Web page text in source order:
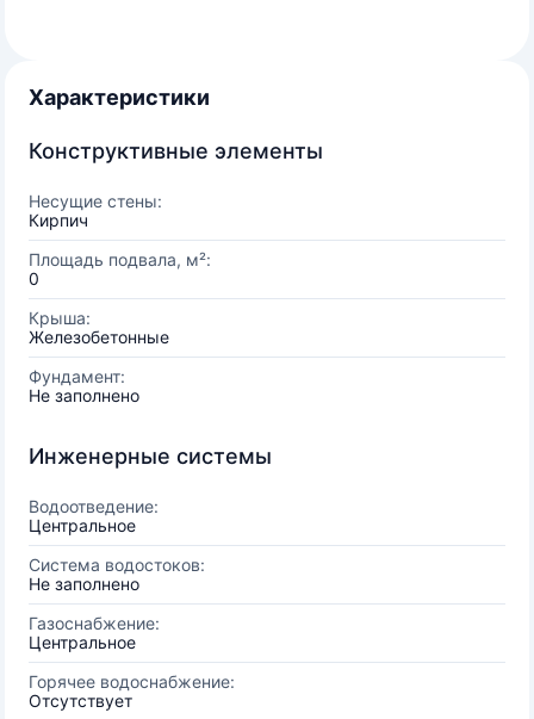
Характеристики
Конструктивные элементы
Несущие стены:
Кирпич
Площадь подвала, м²:
0
Крыша:
Железобетонные
Фундамент:
Не заполнено
Инженерные системы
Водоотведение:
Центральное
Система водостоков:
Не заполнено
Газоснабжение:
Центральное
Горячее водоснабжение:
Отсутствует